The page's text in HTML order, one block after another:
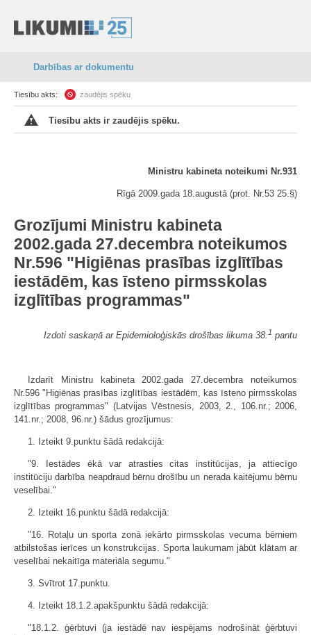
Darbības ar dokumentu
Tiesību akts: zaudējis spēku
Tiesību akts ir zaudējis spēku.
Ministru kabineta noteikumi Nr.931
Rīgā 2009.gada 18.augustā (prot. Nr.53 25.§)
Grozījumi Ministru kabineta
2002.gada 27.decembra noteikumos
Nr.596 "Higiēnas prasības izglītības
iestādēm, kas īsteno pirmsskolas
izglītības programmas"
Izdoti saskaņā ar Epidemioloģiskās drošības likuma 38. 1 pantu
Izdarīt Ministru kabineta 2002.gada 27.decembra noteikumos
Nr.596 "Higiēnas prasības izglītības iestādēm, kas īsteno pirmsskolas
izglītības programmas" (Latvijas Vēstnesis, 2003, 2., 106.nr.; 2006,
141.nr.; 2008, 96.nr.) šādus grozījumus:
1. Izteikt 9.punktu šādā redakcijā:
"9. Iestādes ēkā var atrasties citas institūcijas, ja attiecīgo
institūciju darbība neapdraud bērnu drošību un nerada kaitējumu bērnu
veselībai."
2. Izteikt 16.punktu šādā redakcijā:
"16. Rotaļu un sporta zonā iekārto pirmsskolas vecuma bērniem
atbilstošas ierīces un konstrukcijas. Sporta laukumam jābūt klātam ar
veselībai nekaitīga materiāla segumu."
3. Svītrot 17.punktu.
4. Izteikt 18.1.2.apakšpunktu šādā redakcijā:
"18.1.2. ģērbtuvi (ja iestādē nav iespējams nodrošināt ģērbtuvi